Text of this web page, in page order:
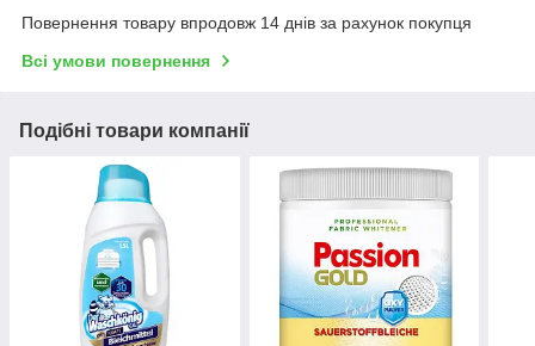
Повернення товару впродовж 14 днів за рахунок покупця
Всі умови повернення
Подібні товари компанії